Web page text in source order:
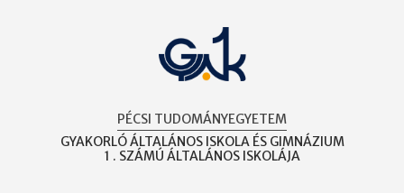
PÉCSI TUDOMÁNYEGYETEM
GYAKORLÓ ÁLTALÁNOS ISKOLA ÉS GIMNÁZIUM
1 . SZÁMÚ ÁLTALÁNOS ISKOLÁJA